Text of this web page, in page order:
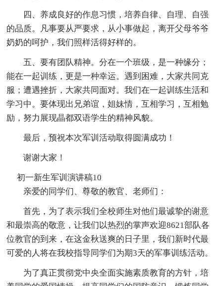
四、养成良好的作息习惯，培养自律、自理、自强
的品质。凡事要从严要求，从小事做起，离开父母爷爷
奶奶的呵护，我们照样活得好样的。
五、要有团队精神。分在一个班级，是一种缘分；
能在一起训练，更是一种幸运。遇到困难，大家共同克
服；遭遇挫折，大家共同面对。我们在一起训练生活和
学习中。要体现出兄弟谊，姐妹情，互相学习，互相勉
励，努力展现晶都双语学生的精神风貌。
最后，预祝本次军训活动取得圆满成功！
谢谢大家！
初一新生军训演讲稿10
亲爱的同学们、尊敬的教官、老师们：
首先，为了表示我们全校师生对他们最诚挚的谢意
和最崇高的敬意，让我们以热烈的掌声欢迎8621部队各
位教官的到来，在这金秋送爽的日子里，我们新时代最
可爱的人将在我校指导同学们为期3天的军事训练活动。
为了真正贯彻党中央全面实施素质教育的方针，培